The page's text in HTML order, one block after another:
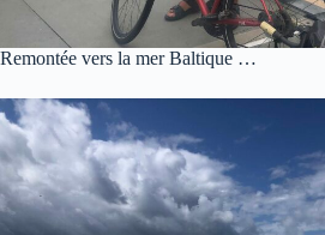
Remontée vers la mer Baltique …